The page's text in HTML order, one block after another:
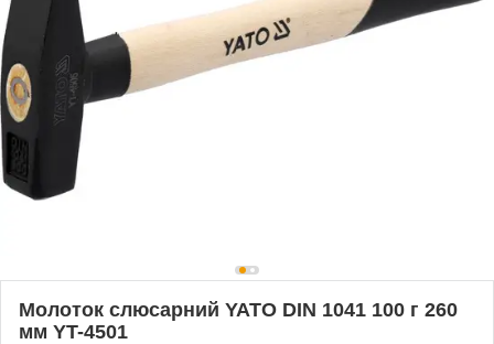
Молоток слюсарний YATO DIN 1041 100 г 260
мм YT-4501